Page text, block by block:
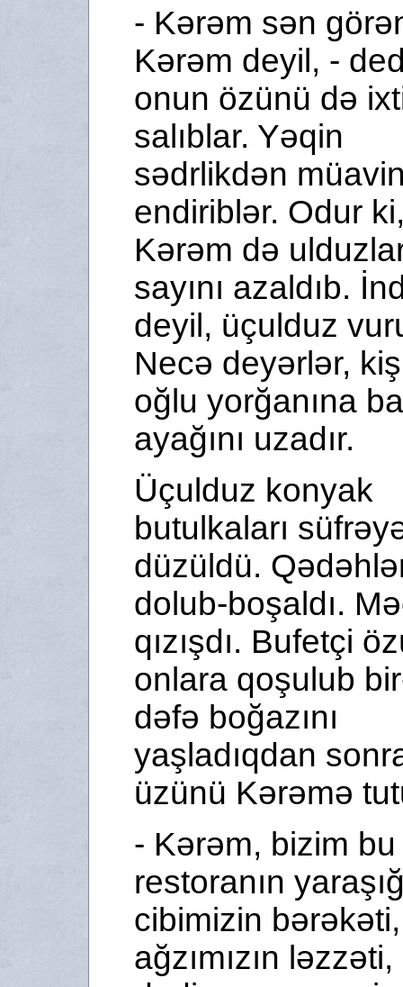
- Kərəm sən
Kərəm deyil, -
onun özünü də
salıblar. Yəqin
sədrlikdən
endiriblər. Odur
Kərəm də
sayını azaldıb.
deyil, üçulduz
Necə deyərlər,
oğlu yorğanına
ayağını uzadır.
Üçulduz konyak
butulkaları
düzüldü.
dolub-boşaldı.
qızışdı. Bufetçi
onlara qoşulub
dəfə boğazını
yaşladıqdan
üzünü Kərəmə
- Kərəm, bizim bu
restoranın
cibimizin bərəkəti,
ağzımızın ləzzəti,